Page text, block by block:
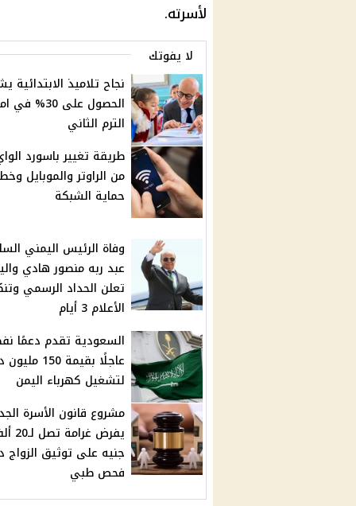
لأسرته.
لا يفوتك
نجاح تلاميذ الابتدائية
الحصول على 30%
الترم الثاني
طريقة تغيير باسورد
من الراوتر والموبايل
حماية الشبكة
وفاة الرئيس اليمني
عبد ربه منصور هادي
تعلن الحداد الرسمي
الأعلام 3 أيام
السعودية تقدم دعمًا
عاجلًا بقيمة 150
لتشغيل كهرباء اليمن
مشروع قانون الأسرة
يفرض
جنيه على توثيق الزواج
فحص طبي